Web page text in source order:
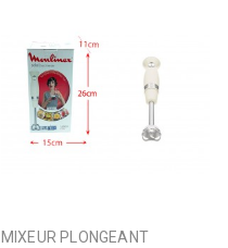
MIXEUR PLONGEANT